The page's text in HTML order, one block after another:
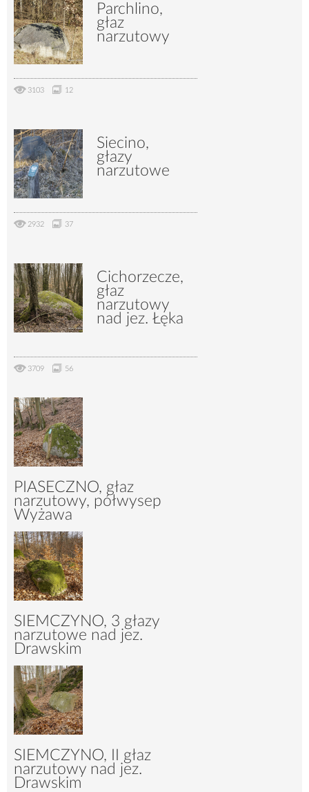
Parchlino,
głaz
narzutowy
3103 12
Siecino,
głazy
narzutowe
2932 37
Cichorzecze,
głaz
narzutowy
nad jez. Łęka
3709 56
PIASECZNO, głaz
narzutowy, półwysep
Wyżawa
4289 65
SIEMCZYNO, 3 głazy
narzutowe nad jez.
Drawskim
2552 36
SIEMCZYNO, II głaz
narzutowy nad jez.
Drawskim